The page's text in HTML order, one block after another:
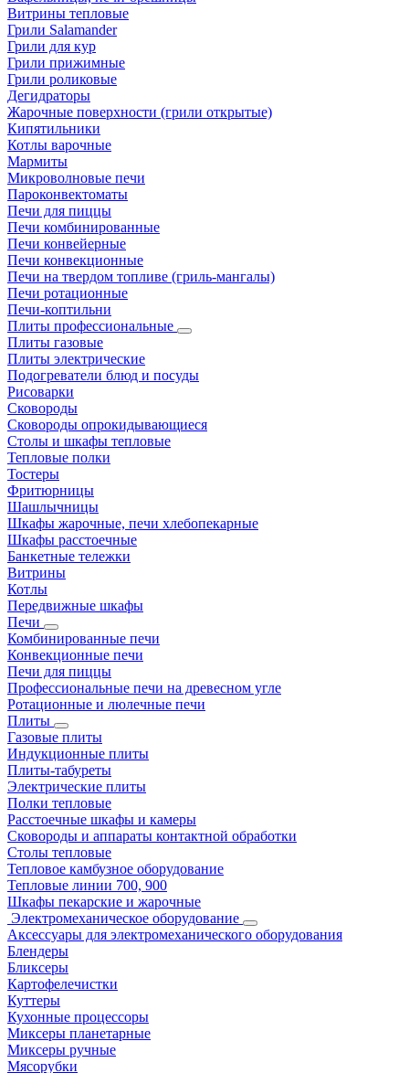
Витрины тепловые
Грили Salamander
Грили для кур
Грили прижимные
Грили роликовые
Дегидраторы
Жарочные поверхности (грили открытые)
Кипятильники
Котлы варочные
Мармиты
Микроволновые печи
Пароконвектоматы
Печи для пиццы
Печи комбинированные
Печи конвейерные
Печи конвекционные
Печи на твердом топливе (гриль-мангалы)
Печи ротационные
Печи-коптильни
Плиты профессиональные
Плиты газовые
Плиты электрические
Подогреватели блюд и посуды
Рисоварки
Сковороды
Сковороды опрокидывающиеся
Столы и шкафы тепловые
Тепловые полки
Тостеры
Фритюрницы
Шашлычницы
Шкафы жарочные, печи хлебопекарные
Шкафы расстоечные
Банкетные тележки
Витрины
Котлы
Передвижные шкафы
Печи
Комбинированные печи
Конвекционные печи
Печи для пиццы
Профессиональные печи на древесном угле
Ротационные и люлечные печи
Плиты
Газовые плиты
Индукционные плиты
Плиты-табуреты
Электрические плиты
Полки тепловые
Расстоечные шкафы и камеры
Сковороды и аппараты контактной обработки
Столы тепловые
Тепловое камбузное оборудование
Тепловые линии 700, 900
Шкафы пекарские и жарочные
Электромеханическое оборудование
Аксессуары для электромеханического оборудования
Блендеры
Бликсеры
Картофелечистки
Куттеры
Кухонные процессоры
Миксеры планетарные
Миксеры ручные
Мясорубки